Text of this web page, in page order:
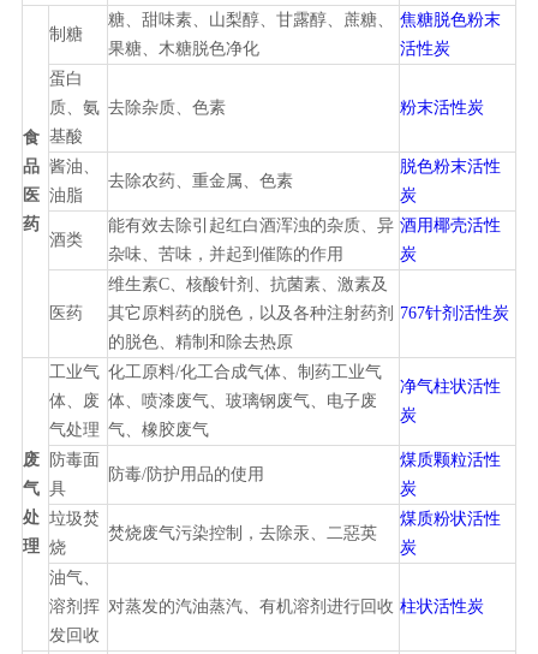
食
品
医
药
制糖
糖、甜味素、山梨醇、甘露醇、蔗糖、
果糖、木糖脱色净化
焦糖脱色粉末
活性炭
蛋白
质、氨
基酸
去除杂质、色素 粉末活性炭
酱油、
油脂
去除农药、重金属、色素
脱色粉末活性
炭
酒类
能有效去除引起红白酒浑浊的杂质、异
杂味、苦味，并起到催陈的作用
酒用椰壳活性
炭
医药
维生素C、核酸针剂、抗菌素、激素及
其它原料药的脱色，以及各种注射药剂
的脱色、精制和除去热原
767针剂活性炭
废
气
处
理
工业气
体、废
气处理
化工原料/化工合成气体、制药工业气
体、喷漆废气、玻璃钢废气、电子废
气、橡胶废气
净气柱状活性
炭
防毒面
具
防毒/防护用品的使用
煤质颗粒活性
炭
垃圾焚
烧
焚烧废气污染控制，去除汞、二惡英
煤质粉状活性
炭
油气、
溶剂挥
发回收
对蒸发的汽油蒸汽、有机溶剂进行回收 柱状活性炭